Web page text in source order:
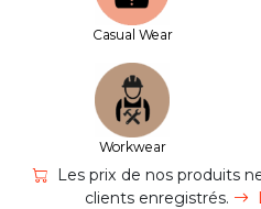
Casual Wear
Workwear
Les prix de nos produits
clients enregistrés.